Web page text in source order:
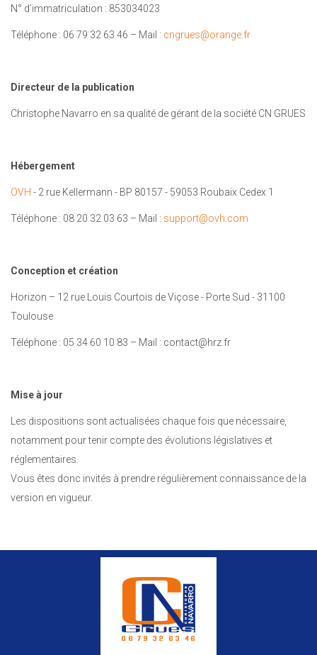
N° d’immatriculation : 853034023
Téléphone : 06 79 32 63 46 – Mail : cngrues@orange.fr
Directeur de la publication
Christophe Navarro en sa qualité de gérant de la société CN GRUES
Hébergement
OVH - 2 rue Kellermann - BP 80157 - 59053 Roubaix Cedex 1
Téléphone : 08 20 32 03 63 – Mail : support@ovh.com
Conception et création
Horizon – 12 rue Louis Courtois de Viçose - Porte Sud - 31100
Toulouse
Téléphone : 05 34 60 10 83 – Mail : contact@hrz.fr
Mise à jour
Les dispositions sont actualisées chaque fois que nécessaire,
notamment pour tenir compte des évolutions législatives et
réglementaires.
Vous êtes donc invités à prendre régulièrement connaissance de la
version en vigueur.